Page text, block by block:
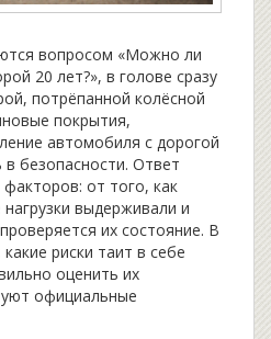
вопросом «Можно ли
20 лет?», в голове сразу
потрёпанной колёсной
покрытия,
автомобиля с дорогой
безопасности. Ответ
от того, как
выдерживали и
их состояние. В
риски таит в себе
оценить их
официальные